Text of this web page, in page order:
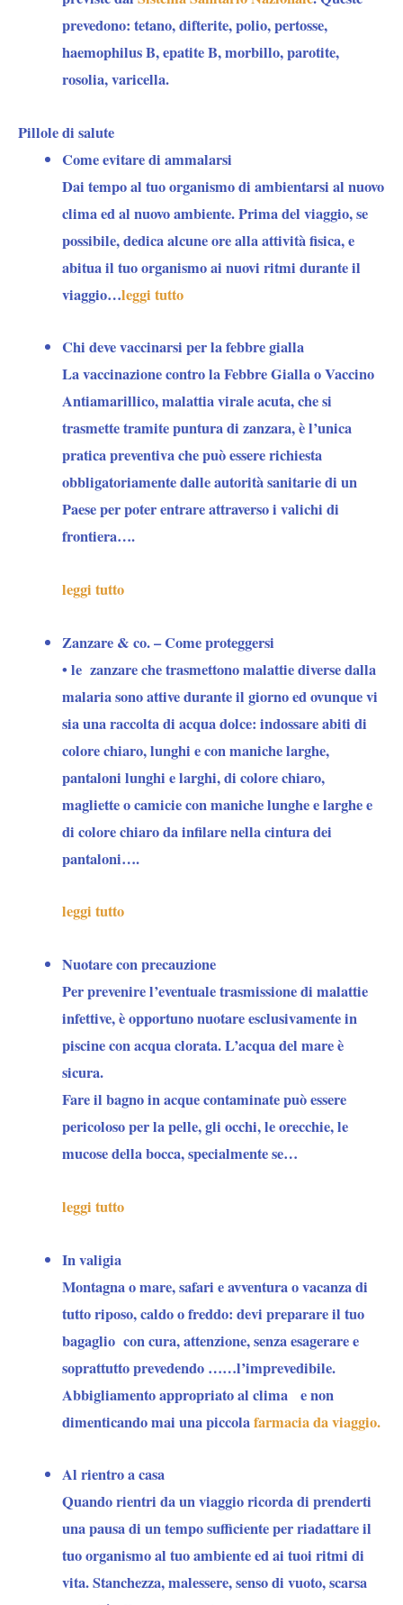
prevedono: tetano, difterite, polio, pertosse,
haemophilus B, epatite B, morbillo, parotite,
rosolia, varicella.
Pillole di salute
Come evitare di ammalarsi
Dai tempo al tuo organismo di ambientarsi al nuovo
clima ed al nuovo ambiente. Prima del viaggio, se
possibile, dedica alcune ore alla attività fisica, e
abitua il tuo organismo ai nuovi ritmi durante il
viaggio…leggi tutto
Chi deve vaccinarsi per la febbre gialla
La vaccinazione contro la Febbre Gialla o Vaccino
Antiamarillico, malattia virale acuta, che si
trasmette tramite puntura di zanzara, è l’unica
pratica preventiva chepuò essere richiesta
obbligatoriamente dalle autorità sanitarie di un
Paese per poter entrare attraverso i valichi di
frontiera….
leggi tutto
Zanzare & co. – Come proteggersi
• lezanzareche trasmettono malattie diverse dalla
malaria sono attive durante il giorno ed ovunque vi
sia una raccolta di acqua dolce: indossare abiti di
colore chiaro, lunghi e con maniche larghe,
pantaloni lunghi e larghi, di colore chiaro,
magliette o camicie con maniche lunghe e larghe e
di colore chiaro da infilare nella cintura dei
pantaloni….
leggi tutto
Nuotare con precauzione
Perprevenire l’eventuale trasmissione di malattie
infettive, è opportuno nuotare esclusivamente in
piscine con acqua clorata. L’acqua del mare è
sicura.
Fare il bagno in acque contaminate può essere
pericoloso per la pelle, gli occhi, le orecchie, le
mucose della bocca, specialmente se…
leggi tutto
In valigia
Montagna o mare, safari e avventura o vacanza di
tutto riposo, caldo o freddo: devi preparare il tuo
bagaglio con cura, attenzione, senza esagerare e
soprattutto prevedendo ……l’imprevedibile.
Abbigliamento appropriato al clima e non
dimenticando mai una piccolafarmacia da viaggio.
Al rientro a casa
Quando rientri da un viaggio ricorda di prenderti
una pausa di un tempo sufficiente per riadattare il
tuo organismo al tuo ambiente ed ai tuoi ritmi di
vita. Stanchezza, malessere, senso di vuoto, scarsa